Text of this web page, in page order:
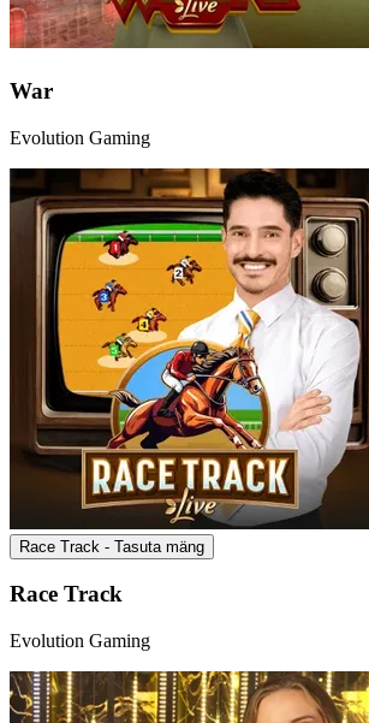
War
Evolution Gaming
Race Track - Tasuta mäng
Race Track
Evolution Gaming